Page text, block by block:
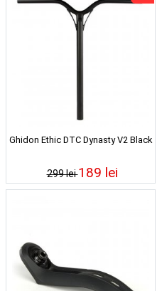
Ghidon Ethic DTC Dynasty V2 Black
299 lei189 lei